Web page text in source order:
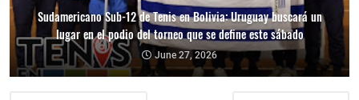
Sudamericano Sub-12 de Tenis en Bolivia: Uruguay buscará un
lugar en el podio del torneo que se define este sábado
June 27, 2026